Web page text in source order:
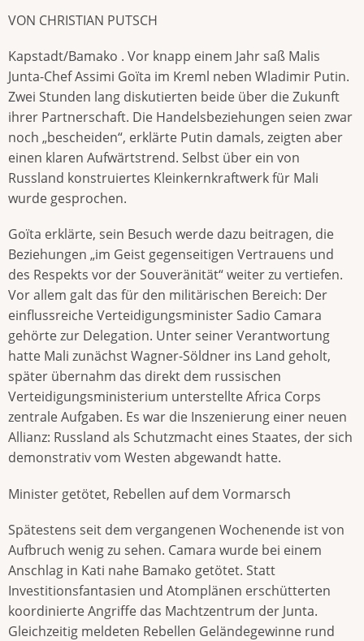
VON CHRISTIAN PUTSCH
Kapstadt/Bamako . Vor knapp einem Jahr saß Malis
Junta-Chef Assimi Goïta im Kreml neben Wladimir Putin.
Zwei Stunden lang diskutierten beide über die Zukunft
ihrer Partnerschaft. Die Handelsbeziehungen seien zwar
noch „bescheiden“, erklärte Putin damals, zeigten aber
einen klaren Aufwärtstrend. Selbst über ein von
Russland konstruiertes Kleinkernkraftwerk für Mali
wurde gesprochen.
Goïta erklärte, sein Besuch werde dazu beitragen, die
Beziehungen „im Geist gegenseitigen Vertrauens und
des Respekts vor der Souveränität“ weiter zu vertiefen.
Vor allem galt das für den militärischen Bereich: Der
einflussreiche Verteidigungsminister Sadio Camara
gehörte zur Delegation. Unter seiner Verantwortung
hatte Mali zunächst Wagner-Söldner ins Land geholt,
später übernahm das direkt dem russischen
Verteidigungsministerium unterstellte Africa Corps
zentrale Aufgaben. Es war die Inszenierung einer neuen
Allianz: Russland als Schutzmacht eines Staates, der sich
demonstrativ vom Westen abgewandt hatte.
Minister getötet, Rebellen auf dem Vormarsch
Spätestens seit dem vergangenen Wochenende ist von
Aufbruch wenig zu sehen. Camara wurde bei einem
Anschlag in Kati nahe Bamako getötet. Statt
Investitionsfantasien und Atomplänen erschütterten
koordinierte Angriffe das Machtzentrum der Junta.
Gleichzeitig meldeten Rebellen Geländegewinne rund